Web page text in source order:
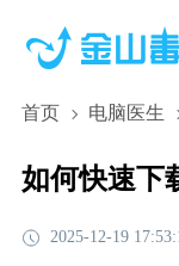
首页 电脑医生
如何快速下
2025-12-19